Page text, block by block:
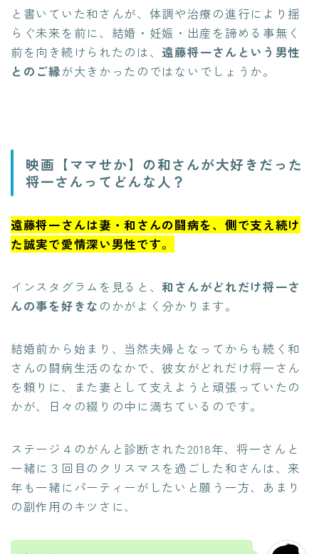
と書いていた和さんが、体調や治療の進行により揺
らぐ未来を前に、結婚・妊娠・出産を諦める事無く
前を向き続けられたのは、 遠藤将一さんという男性
とのご縁が大きかったのではないでしょうか。
映画【ママせか】の和さんが大好きだった
将一さんってどんな人？
遠藤将一さんは妻・和さんの闘病を、側で支え続け
た誠実で愛情深い男性です。
インスタグラムを見ると、和さんがどれだけ将一さ
んの事を好きな のかがよく分かります。
結婚前から始まり、当然夫婦となってからも続く和
さんの闘病生活のなかで、彼女がどれだけ将一さん
を頼りに、また妻として支えようと頑張っていたの
かが、日々の綴りの中に満ちているのです。
ステージ４のがんと診断された2018年、将一さんと
一緒に３回目のクリスマスを過ごした和さんは、来
年も一緒にパーティーがしたいと願う一方、あまり
の副作用のキツさに、